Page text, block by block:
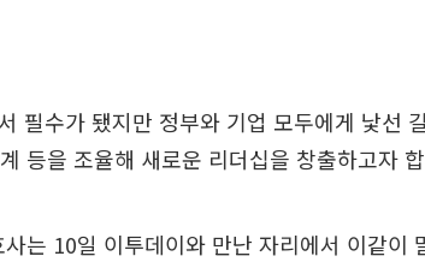
필수가 됐지만 정부와 기업 모두에게 낯선
등을 조율해 새로운 리더십을 창출하고자
는 10일 이투데이와 만난 자리에서 이같이